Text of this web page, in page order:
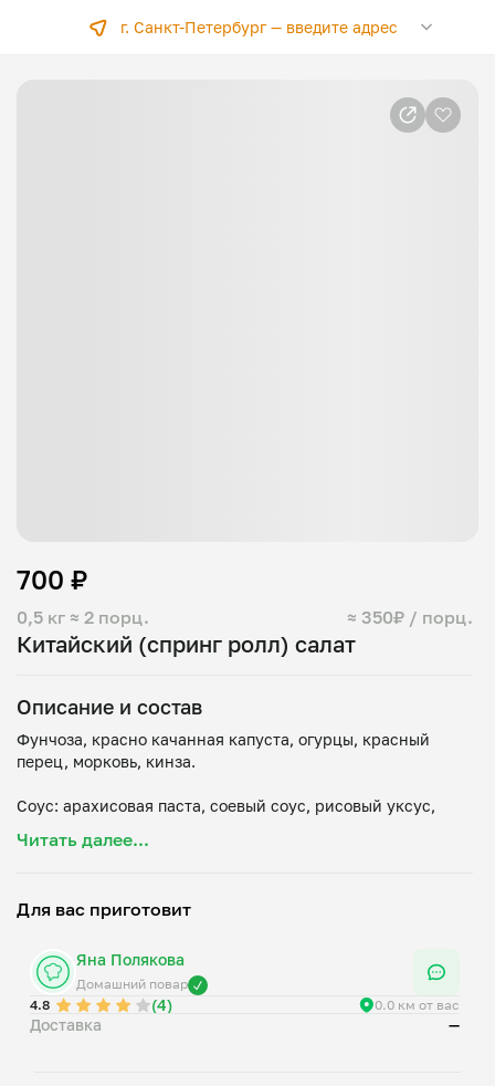
г. Санкт-Петербург —введите адрес
Китайский (спринг ролл) салат
0,5 кг ≈ 2 порц. ≈ 350₽ / порц.
700 ₽
Описание и состав
Фунчоза, красно качанная капуста, огурцы, красный
перец, морковь, кинза.
Соус: арахисовая паста, соевый соус, рисовый уксус,
вода.
Читать далее...
Для вас приготовит
Яна Полякова
Домашний повар
4.8
(4) 0.0 км от вас
Доставка —